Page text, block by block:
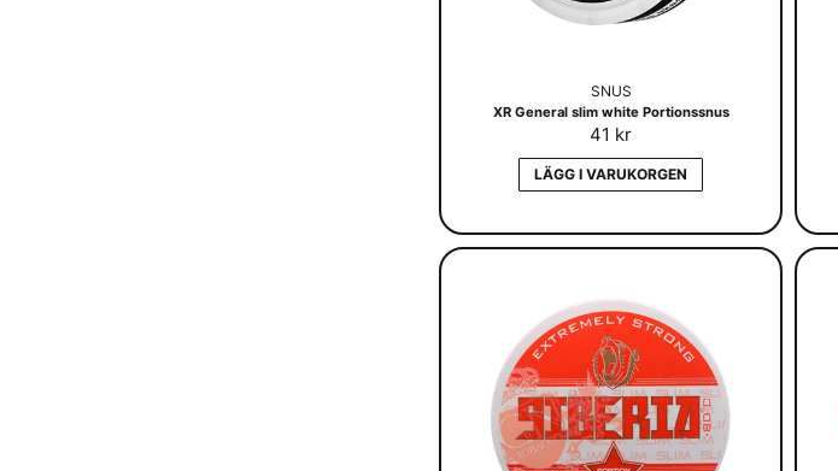
SNUS
XR General slim white Portionssnus
41 kr
LÄGG I VARUKORGEN